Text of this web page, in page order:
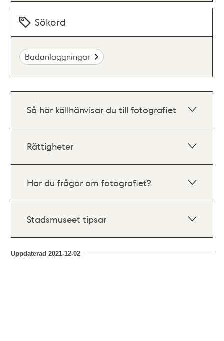
Sökord
Badanläggningar
Så här källhänvisar du till fotografiet
Rättigheter
Har du frågor om fotografiet?
Stadsmuseet tipsar
Uppdaterad2021-12-02